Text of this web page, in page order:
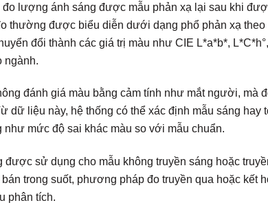
lượng ánh sáng được mẫu phản xạ lại sau khi
thường được biểu diễn dưới dạng phổ phản xạ
đổi thành các giá trị màu như CIE L*a*b*,
ngành.
đánh giá màu bằng cảm tính như mắt người, mà
dữ liệu này, hệ thống có thể xác định mẫu sáng hay
như mức độ sai khác màu so với mẫu chuẩn.
được sử dụng cho mẫu không truyền sáng hoặc
trong suốt, phương pháp đo truyền qua hoặc kết
phân tích.